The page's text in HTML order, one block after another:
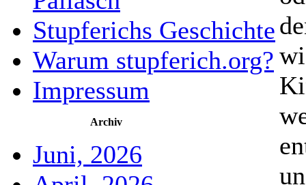
Stupferichs Geschichte
Warum stupferich.org?
Impressum
Archiv
Juni, 2026